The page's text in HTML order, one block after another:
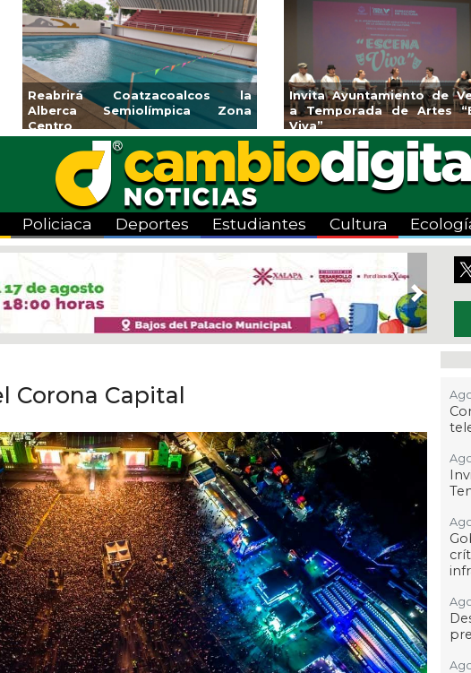
Invita Ayuntamiento de Veracruz
a Temporada de Artes “Escena
Viva”
Aplicará CMAS el
Tandeo durante
Policiaca Deportes Estudiantes Cultura
Next
Corona Capital